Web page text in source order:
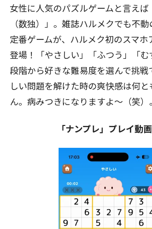
女性に人気のパズルゲームと言えば
（数独）」。雑誌ハルメクでも不
定番ゲームが、ハルメク初のスマホ
登場！「やさしい」「ふつう」「
段階から好きな難易度を選んで挑戦
しい問題を解けた時の爽快感は何と
ん。病みつきになりますよ～（笑）。
「ナンプレ」プレイ動